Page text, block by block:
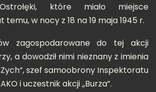
które miało miejsce
w nocy z 18 na 19 maja 1945 r.
zagospodarowane do tej akcji
a dowodził nimi nieznany z imienia
szef samoobrony Inspektoratu
i uczestnik akcji ,,Burza”.